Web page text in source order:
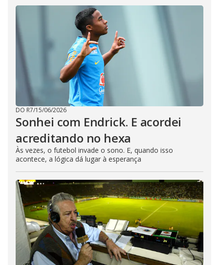
DO R7/15/06/2026
Sonhei com Endrick. E acordei
acreditando no hexa
Às vezes, o futebol invade o sono. E, quando isso
acontece, a lógica dá lugar à esperança